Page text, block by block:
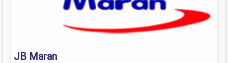
JB Maran